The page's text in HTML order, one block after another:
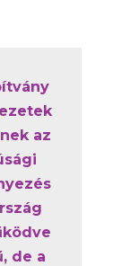
az
de a